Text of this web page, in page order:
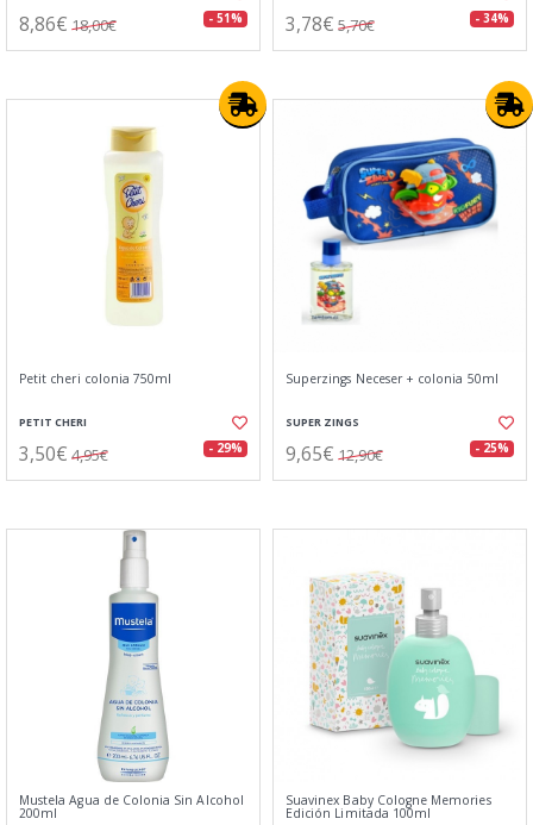
8,86€ 18,00€ - 51% 3,78€ 5,70€ - 34%
Petit cheri colonia 750ml
PETIT CHERI
3,50€ 4,95€ - 29%
Superzings Neceser + colonia 50ml
SUPER ZINGS
9,65€ 12,90€ - 25%
Mustela Agua de Colonia Sin Alcohol
200ml
Suavinex Baby Cologne Memories
Edición Limitada 100ml